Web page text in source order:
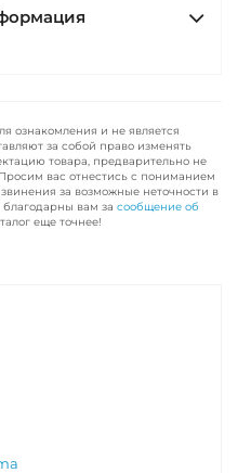
ознакомления и не является
за собой право изменять
товара, предварительно не
вас отнестись с пониманием
за возможные неточности в
вам за сообщение об
еще точнее!